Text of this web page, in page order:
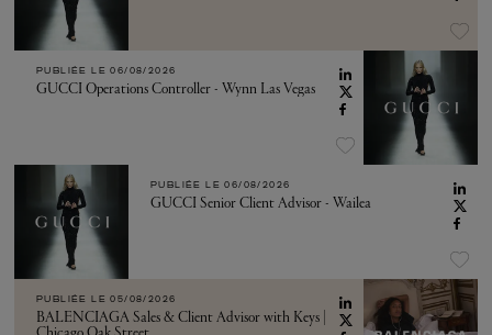
PUBLIÉE LE 06/08/2026
GUCCI Operations Controller - Wynn Las Vegas
PUBLIÉE LE 06/08/2026
GUCCI Senior Client Advisor - Wailea
PUBLIÉE LE 05/08/2026
BALENCIAGA Sales & Client Advisor with Keys |